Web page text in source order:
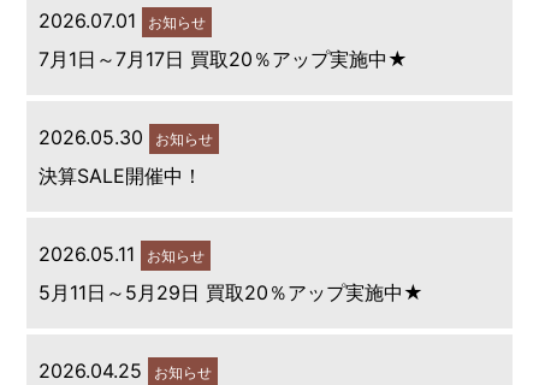
2026.07.01 お知らせ
7月1日～7月17日 買取20％アップ実施中★
2026.05.30 お知らせ
決算SALE開催中！
2026.05.11 お知らせ
5月11日～5月29日 買取20％アップ実施中★
2026.04.25 お知らせ